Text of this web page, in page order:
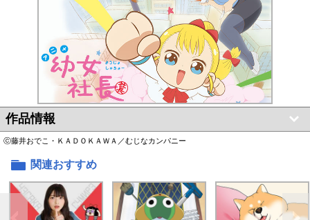
作品情報
ⓒ藤井おでこ・ＫＡＤＯＫＡＷＡ／むじなカンパニー
関連おすすめ